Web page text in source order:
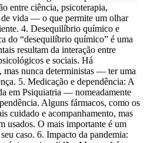
entre ciência, psicoterapia,
de vida — o que permite um olhar
4. Desequilíbrio químico e
do “desequilíbrio químico” é uma
resultam da interação entre
e sociais. Há
mas nunca deterministas — ter uma
5. Medicação e dependência: A
em Psiquiatria — nomeadamente
Alguns fármacos, como os
cuidado e acompanhamento, mas
usados. O mais importante é um
caso. 6. Impacto da pandemia: